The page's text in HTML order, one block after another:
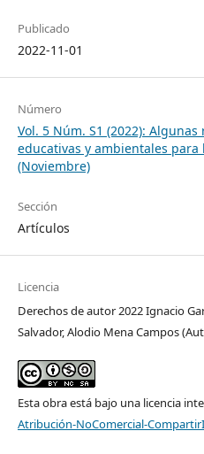
Publicado
2022-11-01
Número
Vol. 5 Núm. S1 (2022):
educativas y ambientales
(Noviembre)
Sección
Artículos
Licencia
Derechos de autor 2022 Ignacio
Salvador, Alodio Mena Campos
Esta obra está bajo una licencia
Atribución-NoComercial-